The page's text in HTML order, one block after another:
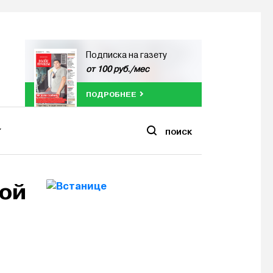
Подписка на газету
от 100 руб./мес
ПОДРОБНЕЕ
ПОИСК